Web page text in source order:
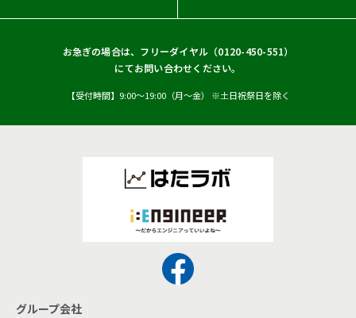
お急ぎの場合は、フリーダイヤル（0120-450-551）
にてお問い合わせください。
【受付時間】9:00〜19:00（月〜金） ※土日祝祭日を除く
グループ会社